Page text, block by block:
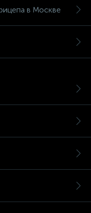
в Москве